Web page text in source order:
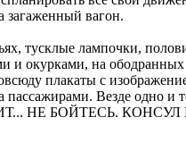
загаженный вагон.
тусклые лампочки,
и окурками, на
плакаты с
Везде одно и
НЕ БОЙТЕСЬ.